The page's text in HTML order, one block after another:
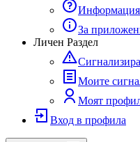
Информация
За
Личен Раздел
Моите
Моят
Вход в профила